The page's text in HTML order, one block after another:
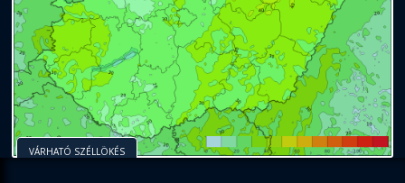
VÁRHATÓ SZÉLLÖKÉS